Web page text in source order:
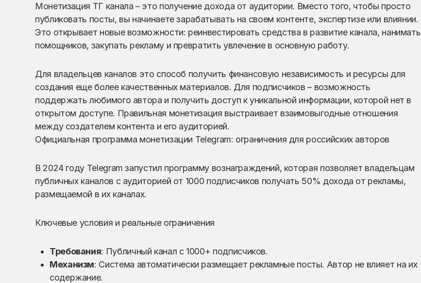
Монетизация ТГ канала – это получение дохода от аудитории. Вместо того, чтобы просто
публиковать посты, вы начинаете зарабатывать на своем контенте, экспертизе или влиянии.
Это открывает новые возможности: реинвестировать средства в развитие канала, нанимать
помощников, закупать рекламу и превратить увлечение в основную работу.
Для владельцев каналов это способ получить финансовую независимость и ресурсы для
создания еще более качественных материалов. Для подписчиков – возможность
поддержать любимого автора и получить доступ к уникальной информации, которой нет в
открытом доступе. Правильная монетизация выстраивает взаимовыгодные отношения
между создателем контента и его аудиторией.
Официальная программа монетизации Telegram: ограничения для российских авторов
В 2024 году Telegram запустил программу вознаграждений, которая позволяет владельцам
публичных каналов с аудиторией от 1000 подписчиков получать 50% дохода от рекламы,
размещаемой в их каналах.
Ключевые условия и реальные ограничения
Требования: Публичный канал с 1000+ подписчиков.
Механизм: Система автоматически размещает рекламные посты. Автор не влияет на их
содержание.